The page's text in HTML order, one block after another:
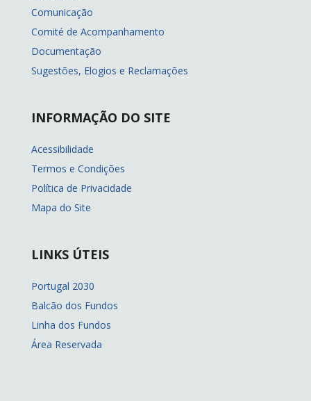
Comunicação
Comité de Acompanhamento
Documentação
Sugestões, Elogios e Reclamações
INFORMAÇÃO DO SITE
Acessibilidade
Termos e Condições
Política de Privacidade
Mapa do Site
LINKS ÚTEIS
Portugal 2030
Balcão dos Fundos
Linha dos Fundos
Área Reservada